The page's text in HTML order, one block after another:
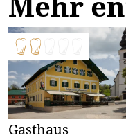
Gasthaus